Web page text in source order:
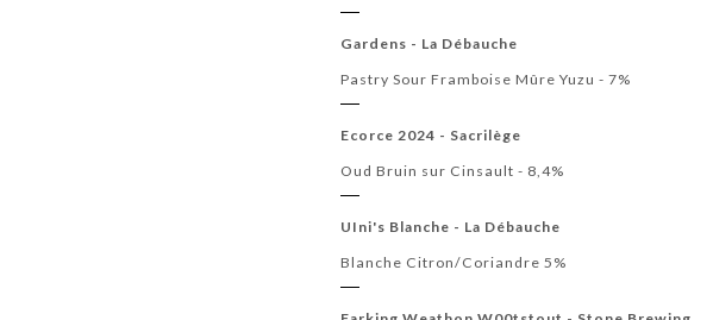
Gardens - La Débauche
Pastry Sour Framboise Mûre Yuzu - 7%
Ecorce 2024 - Sacrilège
Oud Bruin sur Cinsault - 8,4%
UIni's Blanche - La Débauche
Blanche Citron/Coriandre 5%